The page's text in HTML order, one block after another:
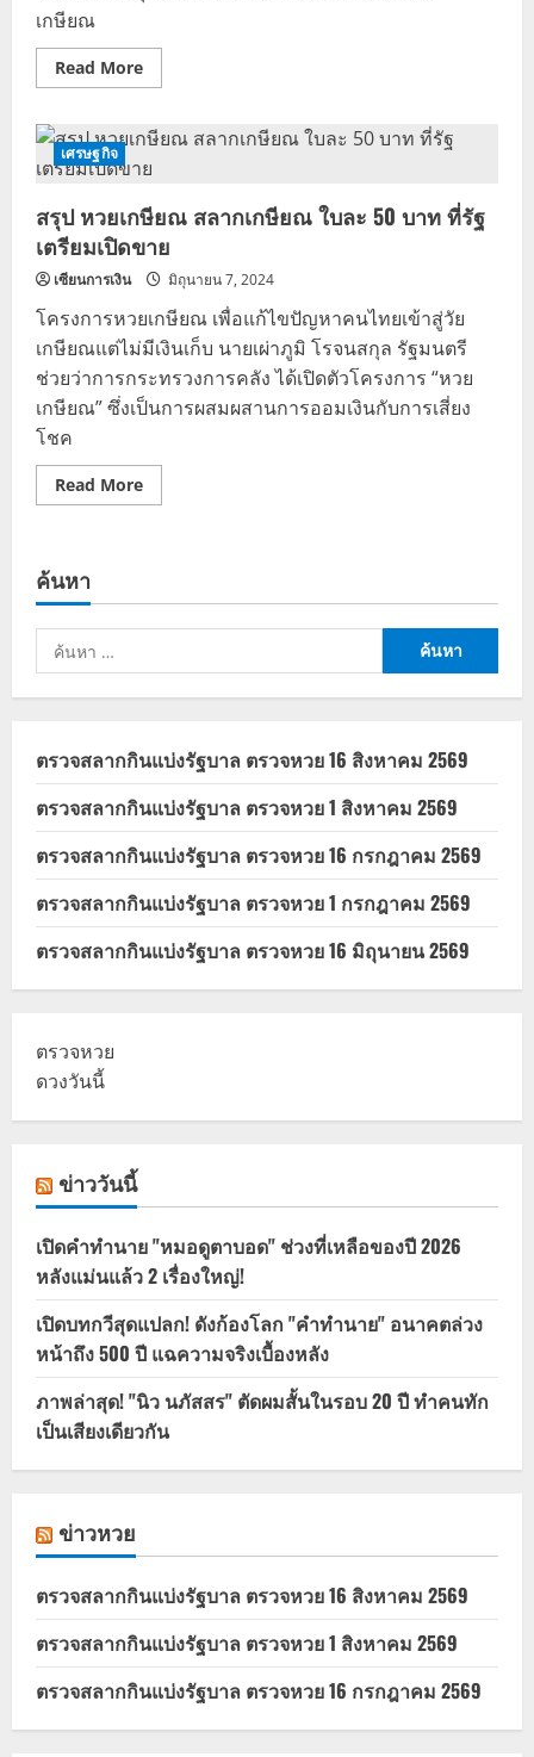
เกษียณ
Read MoreRead
more
เกษียณ
เปิด
ให้
ตั้งแต่
15
ปี
ขึ้น
ขาย
ใบละ
50
ลุ้น
เงิน
ล้าน
ศุกร์
เศรษฐกิจ
สรุป หวยเกษียณ สลากเกษียณ ใบละ 50 บาท ที่รัฐ
เตรียมเปิดขาย
เซียนการเงิน มิถุนายน 7, 2024
โครงการหวยเกษียณ เพื่อแก้ไขปัญหาคนไทยเข้าสู่วัย
เกษียณแต่ไม่มีเงินเก็บ นายเผ่าภูมิ โรจนสกุล รัฐมนตรี
ช่วยว่าการกระทรวงการคลัง ได้เปิดตัวโครงการ “หวย
เกษียณ” ซึ่งเป็นการผสมผสานการออมเงินกับการเสี่ยง
โชค
Read MoreRead
more
เกษียณ
50
ที่
เตรียม
ค้นหา
ค้นหา
สำหรับ:
ตรวจสลากกินแบ่งรัฐบาล ตรวจหวย 16 สิงหาคม 2569
ตรวจสลากกินแบ่งรัฐบาล ตรวจหวย 1 สิงหาคม 2569
ตรวจสลากกินแบ่งรัฐบาล ตรวจหวย 16 กรกฎาคม 2569
ตรวจสลากกินแบ่งรัฐบาล ตรวจหวย 1 กรกฎาคม 2569
ตรวจสลากกินแบ่งรัฐบาล ตรวจหวย 16 มิถุนายน 2569
ตรวจหวย
ดวงวันนี้
ข่าววันนี้
เปิดคำทำนาย "หมอดูตาบอด" ช่วงที่เหลือของปี 2026
หลังแม่นแล้ว 2 เรื่องใหญ่!
เปิดบทกวีสุดแปลก! ดังก้องโลก "คำทำนาย" อนาคตล่วง
หน้าถึง 500 ปี แฉความจริงเบื้องหลัง
ภาพล่าสุด! "นิว นภัสสร" ตัดผมสั้นในรอบ 20 ปี ทำคนทัก
เป็นเสียงเดียวกัน
ข่าวหวย
ตรวจสลากกินแบ่งรัฐบาล ตรวจหวย 16 สิงหาคม 2569
ตรวจสลากกินแบ่งรัฐบาล ตรวจหวย 1 สิงหาคม 2569
ตรวจสลากกินแบ่งรัฐบาล ตรวจหวย 16 กรกฎาคม 2569